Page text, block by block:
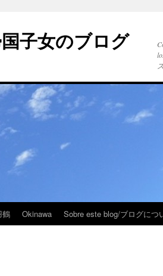
子女のブログ
鶴 Okinawa Sobre este blog/ブログにつ